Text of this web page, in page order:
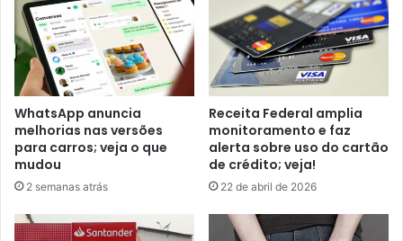
WhatsApp anuncia
melhorias nas versões
para carros; veja o que
mudou
2 semanas atrás
Receita Federal amplia
monitoramento e faz
alerta sobre uso do cartão
de crédito; veja!
22 de abril de 2026